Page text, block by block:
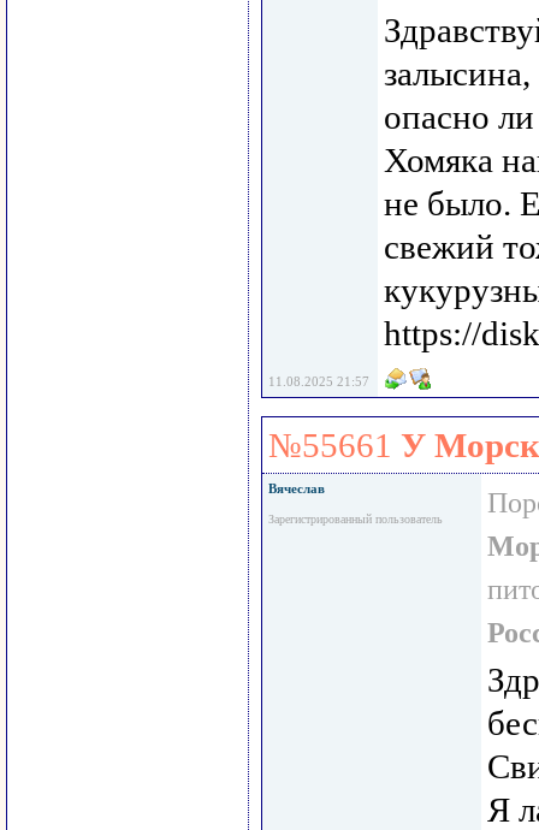
опасно
Хомяка
не было.
свежий
https://
11.08.2025 21:57
№55661 У
Вячеслав
Зарегистрированный пользователь
Я